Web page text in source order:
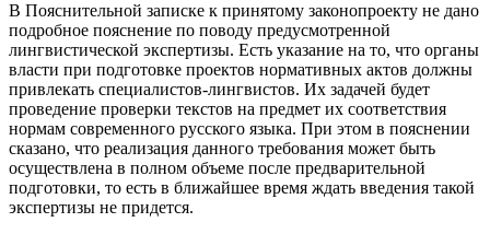
В Пояснительной записке к принятому законопроекту не дано
подробное пояснение по поводу предусмотренной
лингвистической экспертизы. Есть указание на то, что органы
власти при подготовке проектов нормативных актов должны
привлекать специалистов-лингвистов. Их задачей будет
проведение проверки текстов на предмет их соответствия
нормам современного русского языка. При этом в пояснении
сказано, что реализация данного требования может быть
осуществлена в полном объеме после предварительной
подготовки, то есть в ближайшее время ждать введения такой
экспертизы не придется.